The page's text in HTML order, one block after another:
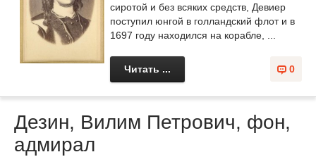
сиротой и без всяких средств, Девиер
поступил юнгой в голландский флот и в
1697 году находился на корабле, ...
0
Читать ...
Дезин, Вилим Петрович, фон,
адмирал